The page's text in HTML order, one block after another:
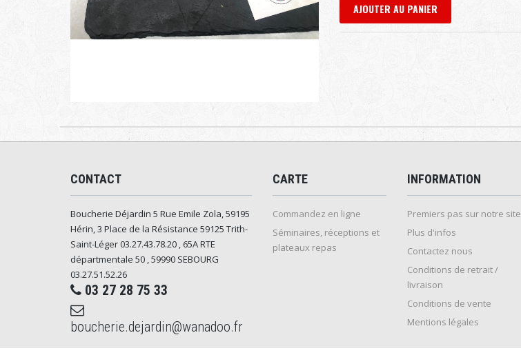
AJOUTER AU PANIER
CONTACT
Boucherie Déjardin 5 Rue Emile Zola, 59195
Hérin, 3 Place de la Résistance 59125 Trith-
Saint-Léger 03.27.43.78.20 , 65A RTE
départmentale 50 , 59990 SEBOURG
03.27.51.52.26
03 27 28 75 33
boucherie.dejardin@wanadoo.fr
CARTE
Commandez en ligne
Séminaires, réceptions et
plateaux repas
INFORMATION
Premiers pas sur notre site
Plus d'infos
Contactez nous
Conditions de retrait /
livraison
Conditions de vente
Mentions légales